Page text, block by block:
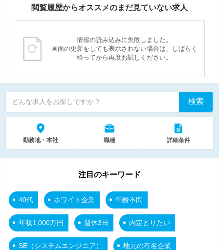
閲覧履歴からオススメのまだ見ていない求人
情報の読み込みに失敗しました。
画面の更新をしても表示されない場合は、しばらく
経ってから再度お試しください。
どんな求人をお探しですか？ 検索
勤務地・本社 職種 詳細条件
注目のキーワード
40代 ホワイト企業 年齢不問
年収1,000万円 週休3日 内定とりたい
SE（システムエンジニア） 地元の有名企業